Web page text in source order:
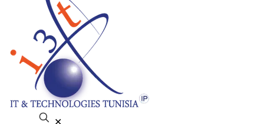
✕